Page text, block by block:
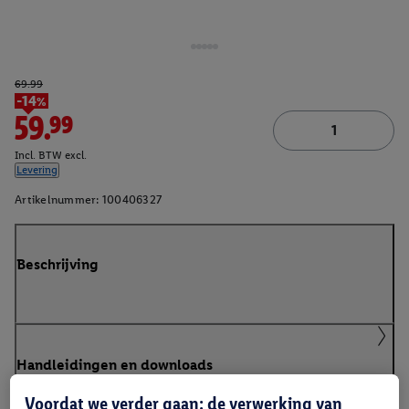
69.99
-14%
59.99
Incl. BTW excl.
Levering
Artikelnummer: 100406327
Beschrijving
Handleidingen en downloads
Voordat we verder gaan: de verwerking van